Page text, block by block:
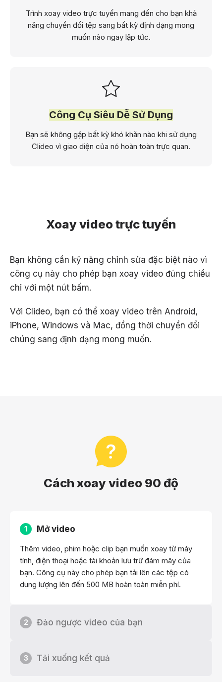
Trình xoay video trực tuyến mang đến cho bạn khả
năng chuyển đổi tệp sang bất kỳ định dạng mong
muốn nào ngay lập tức.
Công Cụ Siêu Dễ Sử Dụng
Bạn sẽ không gặp bất kỳ khó khăn nào khi sử dụng
Clideo vì giao diện của nó hoàn toàn trực quan.
Xoay video trực tuyến
Bạn không cần kỹ năng chỉnh sửa đặc biệt nào vì
công cụ này cho phép bạn xoay video đúng chiều
chỉ với một nút bấm.
Với Clideo, bạn có thể xoay video trên Android,
iPhone, Windows và Mac, đồng thời chuyển đổi
chúng sang định dạng mong muốn.
Cách xoay video 90 độ
1 Mở video
Thêm video, phim hoặc clip bạn muốn xoay từ máy
tính, điện thoại hoặc tài khoản lưu trữ đám mây của
bạn. Công cụ này cho phép bạn tải lên các tệp có
dung lượng lên đến 500 MB hoàn toàn miễn phí.
2 Đảo ngược video của bạn
3 Tải xuống kết quả